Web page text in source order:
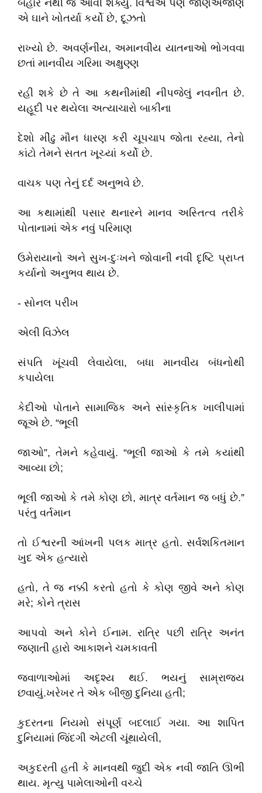
બહાર નથી જ આવી શક્યું. વિશ્વએ પણ જાણેઅજાણે
એ ઘાને ખોતર્યા કર્યો છે, દૂઝતો
રાખ્યો છે. અવર્ણનીય, અમાનવીય યાતનાઓ ભોગવવા
છતાં માનવીય ગરિમા અક્ષુણ્ણ
રહી શકે છે તે આ કથનીમાંથી નીપજેલું નવનીત છે.
યહૂદી પર થયેલા અત્યાચારો બાકીના
દેશો મીંઢુ મૌન ધારણ કરી ચૂપચાપ જોતા રહ્યા, તેનો
કાંટો તેમને સતત ખૂચ્યાં કર્યો છે.
વાચક પણ તેનું દર્દ અનુભવે છે.
આ કથામાંથી પસાર થનારને માનવ અસ્તિત્વ તરીકે
પોતાનામાં એક નવું પરિમાણ
ઉમેરાયાનો અને સુખ-દુઃખને જોવાની નવી દૃષ્ટિ પ્રાપ્ત
કર્યાનો અનુભવ થાય છે.
- સોનલ પરીખ
એલી વિઝેલ
સંપતિ ખૂંચવી લેવાયેલા, બધા માનવીય બંધનોથી
કપાયેલા
કેદીઓ પોતાને સામાજિક અને સાંસ્કૃતિક ખાલીપામાં
જૂએ છે. “ભૂલી
જાઓ”, તેમને કહેવાયું. “ભૂલી જાઓ કે તમે કયાંથી
આવ્યા છો;
ભૂલી જાઓ કે તમે કોણ છો, માત્ર વર્તમાન જ બધું છે.”
પરંતુ વર્તમાન
તો ઈશ્વરની આંખની પલક માત્ર હતો. સર્વશકિતમાન
ખુદ એક હત્યારો
હતો, તે જ નક્કી કરતો હતો કે કોણ જીવે અને કોણ
મરે; કોને ત્રાસ
આપવો અને કોને ઈનામ. રાત્રિ પછી રાત્રિ અનંત
જણાતી હારો આકાશને ચમકાવતી
જ્વાળાઓમાં અદૃશ્ય થઈ. ભયનું સામ્રાજય
છવાયું.ખરેખર તે એક બીજી દુનિયા હતી;
કુદરતના નિયમો સંપૂર્ણ બદલાઈ ગયા. આ શાપિત
દુનિયામાં જિંદગી એટલી ચૂંથાયેલી,
અકુદરતી હતી કે માનવથી જુદી એક નવી જાતિ ઊભી
થાય. મૃત્યુ પામેલાઓની વચ્ચે